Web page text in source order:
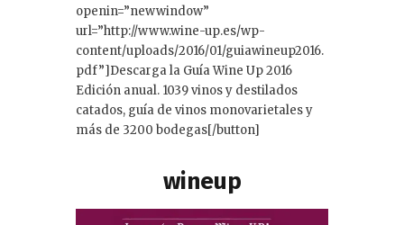
openin=”newwindow”
url=”http://www.wine-up.es/wp-
content/uploads/2016/01/guiawineup2016.
pdf”]Descarga la Guía Wine Up 2016
Edición anual. 1039 vinos y destilados
catados, guía de vinos monovarietales y
más de 3200 bodegas[/button]
wineup